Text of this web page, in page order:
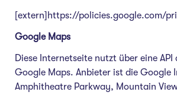
[extern]https://policies.google.com/
Google Maps
Diese Internetseite nutzt über eine
Google Maps. Anbieter ist die Google
Amphitheatre Parkway, Mountain